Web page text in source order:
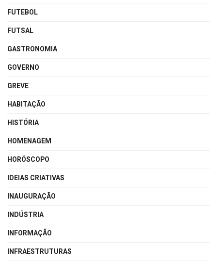
FUTEBOL
FUTSAL
GASTRONOMIA
GOVERNO
GREVE
HABITAÇÃO
HISTÓRIA
HOMENAGEM
HORÓSCOPO
IDEIAS CRIATIVAS
INAUGURAÇÃO
INDÚSTRIA
INFORMAÇÃO
INFRAESTRUTURAS